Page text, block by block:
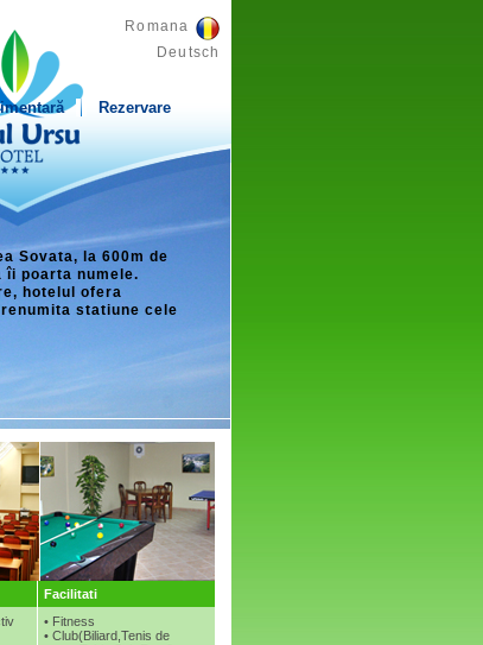
Romana
Deutsch
Rezervare
Sovata, la 600m de
îi poarta numele.
hotelul ofera
statiune cele
Facilitati
• Fitness
• Club(Biliard,Tenis de